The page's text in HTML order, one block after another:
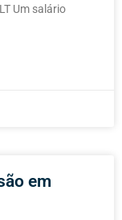
Um salário
em